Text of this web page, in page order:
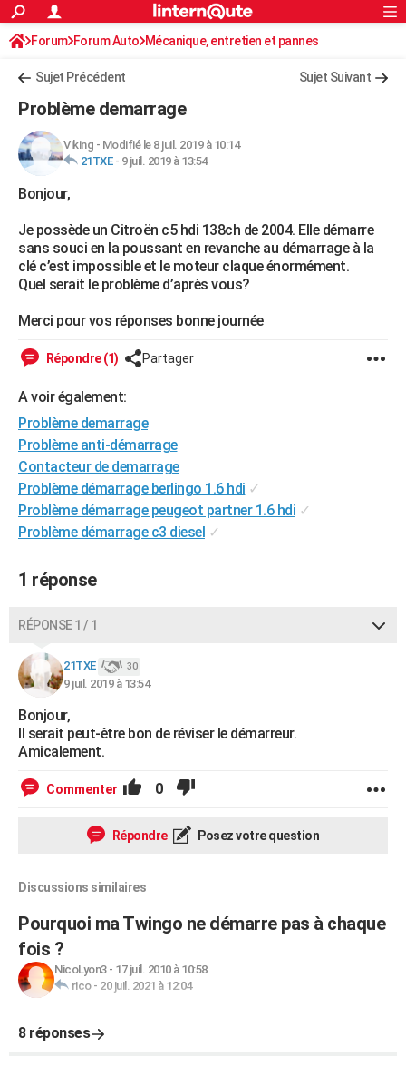
ACTUALITÉS
Politique
Société
Faits Divers
Education
Monde
Villes
+
FINANCE
Retraite
Impôts
Epargne
Immobilier
Risques naturels par ville
Banque
Assurance
Crédit
AUTO
Essais
Réserver un essai
Citadines
Berlines
SUV
Forum auto
+HIGH-TECH
Mobiles
Meilleur smartphone
Internet
Ordinateurs
Jeux vidéo
Guide high-tech
+BRICOLAGE
Forum
Aménagement intérieur
Extérieur
Cuisine
Salle de bains
Jardinage
Rangement
WEEK-END
Guides de France
Escapades
Patrimoine
Expositions
Musées
Week-end nature
+LIFESTYLE
Art de vivre
Bien-être
Loisirs
Mode
Modes de vie
SANTE
VOYAGE
Destinations
City break
Voyage nature
Voyage de noces
Forum
Climat
PHOTO
GUIDES D'ACHAT
BONS PLANS
CARTE DE VOEUX
Carte de Noël
Carte Bonne année
Carte Saint-Valentin
Carte Pâques
Carte d'anniversaire
DICTIONNAIRE
S'inscrire
Se connecter
Lycées
Collèges
Primaires
Universités
Entreprises
Service militaire
Avis de recherche
AVIS DE DÉCÈS
FORUM
Bricolage
Lifestyle
Culture
Sport
Auto
Television
Voyage
Cinema
Rechercher
S'inscrire
Connexion
Forum Forum Auto Mécanique, entretien et pannes
Sujet Précédent Sujet Suivant
Problème demarrage
Viking - Modifié le 8 juil. 2019 à 10:14
21TXE- 9 juil. 2019 à 13:54
Bonjour,
Je possède un Citroën c5 hdi 138ch de 2004. Elle démarre
sans souci en la poussant en revanche au démarrage à la
clé c’est impossible et le moteur claque énormément.
Quel serait le problème d’après vous?
Merci pour vos réponses bonne journée
Répondre (1) Partager
A voir également:
Problème demarrage
Problème anti-démarrage
Contacteur de demarrage
Problème démarrage berlingo 1.6 hdi ✓
Problème démarrage peugeot partner 1.6 hdi ✓
Problème démarrage c3 diesel ✓
1 réponse
RÉPONSE 1 / 1
21TXE 30
9 juil. 2019 à 13:54
Bonjour,
Il serait peut-être bon de réviser le démarreur.
Amicalement.
Commenter 0
Répondre Posez votre question
Discussions similaires
Pourquoi ma Twingo ne démarre pas à chaque
fois ?
NicoLyon3- 17 juil. 2010 à 10:58
rico- 20 juil. 2021 à 12:04
8 réponses